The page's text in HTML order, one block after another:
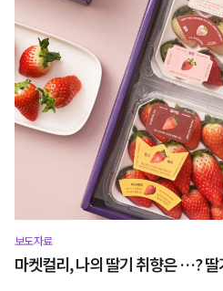
보도자료
마켓컬리, 나의 딸기 취향은 …? 딸